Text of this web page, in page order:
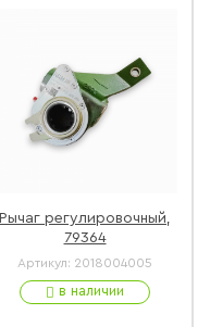
Рычаг регулировочный,
79364
Артикул: 2018004005
в наличии